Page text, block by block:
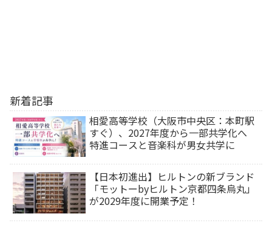
新着記事
相愛高等学校（大阪市中央区：本町駅
すぐ）、2027年度から一部共学化へ
特進コースと音楽科が男女共学に
【日本初進出】ヒルトンの新ブランド
「モットーbyヒルトン京都四条烏丸」
が2029年度に開業予定！